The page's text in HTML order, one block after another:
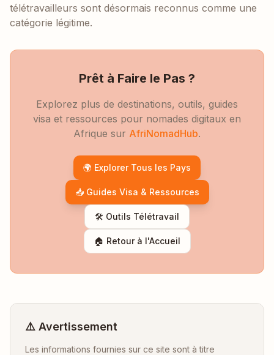
télétravailleurs sont désormais reconnus comme une
catégorie légitime.
Prêt à Faire le Pas ?
Explorez plus de destinations, outils, guides
visa et ressources pour nomades digitaux en
Afrique sur AfriNomadHub.
🌍 Explorer Tous les Pays
📥 Guides Visa & Ressources
🛠️ Outils Télétravail
🏠 Retour à l'Accueil
⚠️ Avertissement
Les informations fournies sur ce site sont à titre